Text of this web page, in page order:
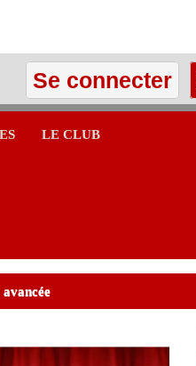
Se connecter
LE CLUB